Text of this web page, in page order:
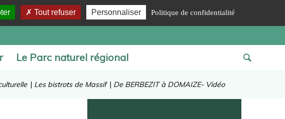
Le Parc naturel régional
| Les bistrots de Massif | De BERBEZIT à DOMAIZE- Vidéo
Tout refuser Personnaliser Politique de confidentialité